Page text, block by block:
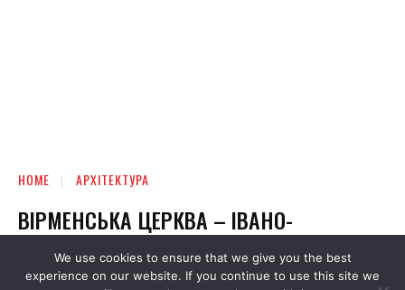
We use cookies to ensure that we give you the best
experience on our website. If you continue to use this site we